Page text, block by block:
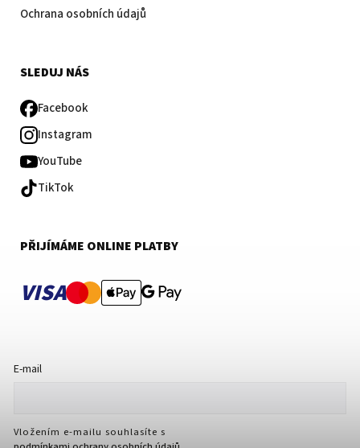
Ochrana osobních údajů
SLEDUJ NÁS
Facebook
Instagram
YouTube
TikTok
PŘIJÍMÁME ONLINE PLATBY
VISA
E-mail
Vložením e-mailu souhlasíte s